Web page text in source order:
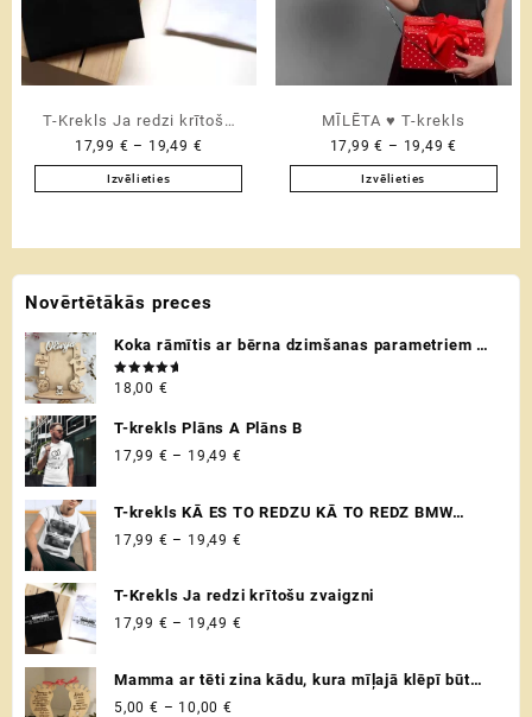
be
chosen
page
be
chosen
on
page
T-Krekls Ja redzi krītošu
zvaigzni
17,99 € – 19,49 €
range:
17,99 €
19,49 €
Izvēlieties
has
multiple
variants.
options
may
chosen
on
product
MĪLĒTA ♥ T-krekls
17,99€ – 19,49€
range:
17,99 €
19,49 €
Izvēlieties
has
multiple
options
Novērtētākās preces
Koka rāmītis ar bērna dzimšanas parametriem /
metriku - personalizēta dāvana raudzībās un
citos svētkos ♡
Novērtēts
ar 5.00
18,00 €
T-krekls Plāns A Plāns B
17,99 € – 19,49 €
17,99 €
T-krekls KĀ ES TO REDZU KĀ TO REDZ BMW
VADITĀJS
17,99 € – 19,49 €
17,99 €
T-Krekls Ja redzi krītošu zvaigzni
17,99 € – 19,49 €
17,99 €
Mamma ar tēti zina kādu, kura mīļajā klēpī būt
drošībā ♡ Uzaicinājums kļūt par krustvecākiem
5,00 € – 10,00€